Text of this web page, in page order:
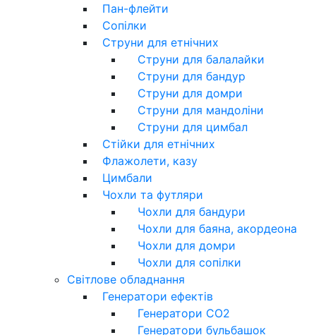
Пан-флейти
Сопілки
Струни для етнічних
Струни для балалайки
Струни для бандур
Струни для домри
Струни для мандоліни
Струни для цимбал
Стійки для етнічних
Флажолети, казу
Цимбали
Чохли та футляри
Чохли для бандури
Чохли для баяна, акордеона
Чохли для домри
Чохли для сопілки
Світлове обладнання
Генератори ефектів
Генератори CO2
Генератори бульбашок